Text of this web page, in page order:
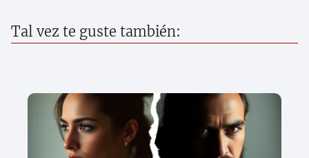
Tal vez te guste también: